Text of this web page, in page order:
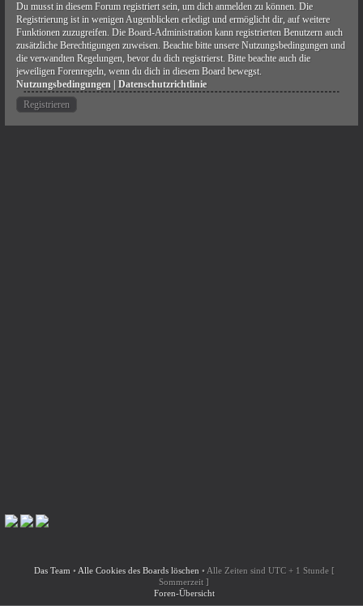
Du musst in diesem Forum registriert sein, um dich anmelden zu können. Die
Registrierung ist in wenigen Augenblicken erledigt und ermöglicht dir, auf weitere
Funktionen zuzugreifen. Die Board-Administration kann registrierten Benutzern auch
zusätzliche Berechtigungen zuweisen. Beachte bitte unsere Nutzungsbedingungen und
die verwandten Regelungen, bevor du dich registrierst. Bitte beachte auch die
jeweiligen Forenregeln, wenn du dich in diesem Board bewegst.
Nutzungsbedingungen
Datenschutzrichtlinie
Registrieren
Das Team • Alle Cookies des Boards löschen • Alle Zeiten sind UTC + 1 Stunde [
Sommerzeit ]
Foren-Übersicht